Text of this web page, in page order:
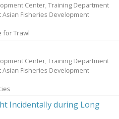
Center, Training Department
Fisheries Development
for Trawl
Center, Training Department
Fisheries Development
Incidentally during Long